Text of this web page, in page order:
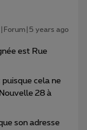
years ago
est Rue
puisque cela ne
28 à
son adresse